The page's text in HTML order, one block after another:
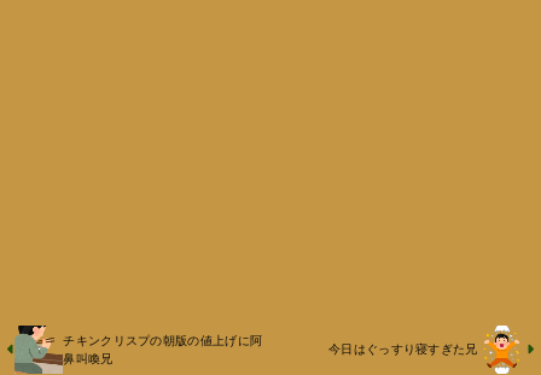
チキンクリスプの朝版の値上げに阿
鼻叫喚兄
今日はぐっすり寝すぎた兄